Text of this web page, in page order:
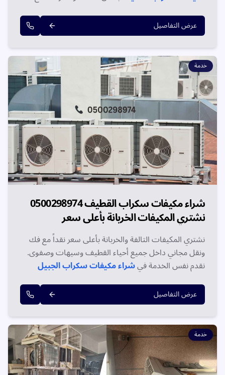
عرض التفاصيل
خدمة
شراء مكيفات سكراب القطيف 0500298974
نشتري المكيفات الخربانة بأعلى سعر
نشتري المكيفات التالفة والخربانة بأعلى سعر نقداً مع فك
ونقل مجاني داخل جميع أحياء القطيف وسيهات وصفوى.
نقدم نفس الخدمة فيشراء مكيفات سكراب الجبيل
عرض التفاصيل
خدمة